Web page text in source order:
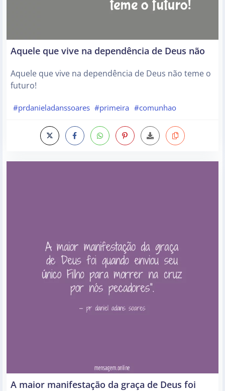
Aquele que vive na dependência de Deus não
Aquele que vive na dependência de Deus não teme o
futuro!
#prdanieladanssoares #primeira #comunhao
A maior manifestação da graça de Deus foi